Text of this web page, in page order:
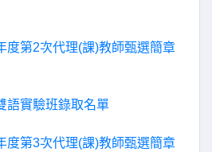
度第2次代理(課)教師甄選簡章
語實驗班錄取名單
度第3次代理(課)教師甄選簡章